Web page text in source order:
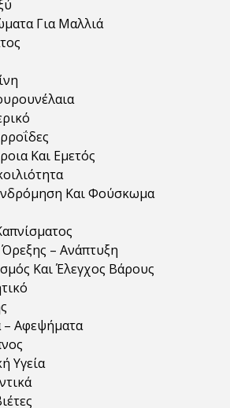
Για Μαλλιά
Και Εμετός
Και Φούσκωμα
– Ανάπτυξη
Και Έλεγχος Βάρους
– Αφεψήματα
Υγεία